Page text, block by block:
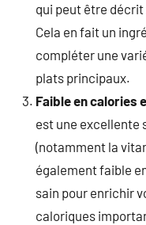
qui peut être
Cela en fait un
compléter une
plats principaux.
Faible en calories
est une excellente
(notamment la
également faible
sain pour enrichir
caloriques